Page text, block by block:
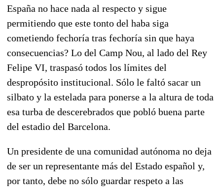
España no hace nada al respecto y sigue
permitiendo que este tonto del haba siga
cometiendo fechoría tras fechoría sin que haya
consecuencias? Lo del Camp Nou, al lado del Rey
Felipe VI, traspasó todos los límites del
despropósito institucional. Sólo le faltó sacar un
silbato y la estelada para ponerse a la altura de toda
esa turba de descerebrados que pobló buena parte
del estadio del Barcelona.
Un presidente de una comunidad autónoma no deja
de ser un representante más del Estado español y,
por tanto, debe no sólo guardar respeto a las